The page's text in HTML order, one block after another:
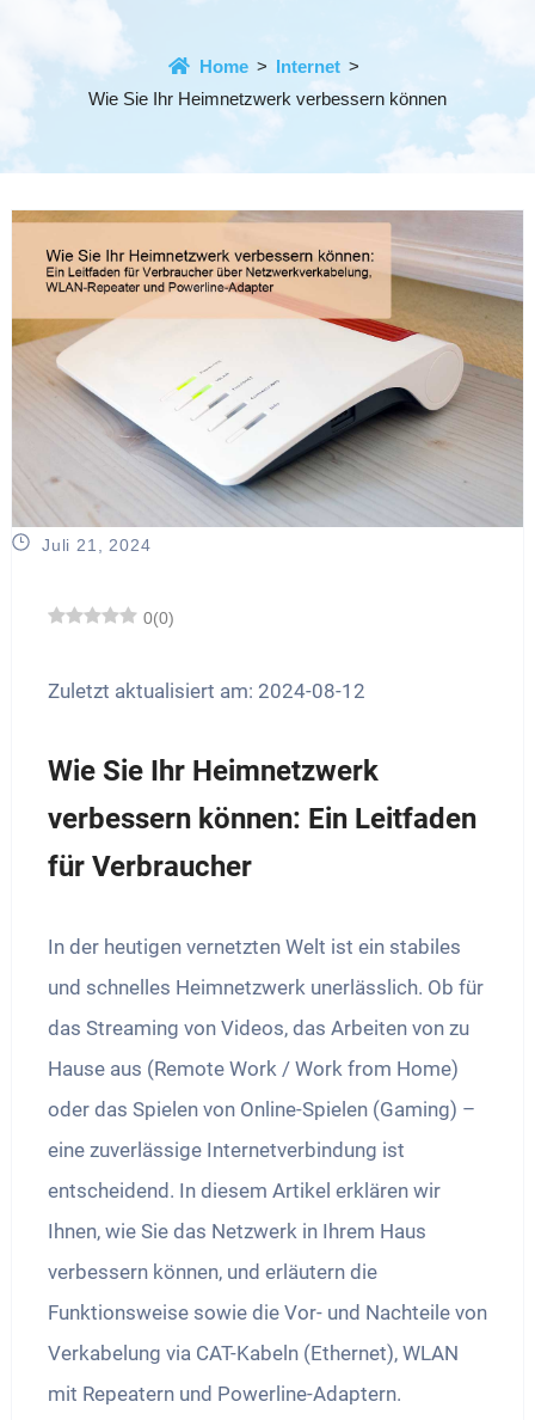
Home
Internet
Wie Sie Ihr Heimnetzwerk verbessern können
Juli 21, 2024
0(0)
Zuletzt aktualisiert am: 2024-08-12
Wie Sie Ihr Heimnetzwerk
verbessern können: Ein Leitfaden
für Verbraucher
In der heutigen vernetzten Welt ist ein stabiles
und schnelles Heimnetzwerk unerlässlich. Ob für
das Streaming von Videos, das Arbeiten von zu
Hause aus (Remote Work / Work from Home)
oder das Spielen von Online-Spielen (Gaming) –
eine zuverlässige Internetverbindung ist
entscheidend. In diesem Artikel erklären wir
Ihnen, wie Sie das Netzwerk in Ihrem Haus
verbessern können, und erläutern die
Funktionsweise sowie die Vor- und Nachteile von
Verkabelung via CAT-Kabeln (Ethernet), WLAN
mit Repeatern und Powerline-Adaptern.